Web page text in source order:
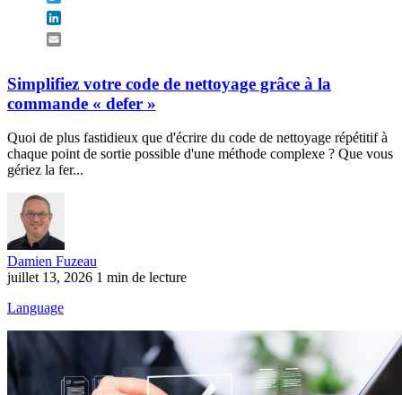
Simplifiez votre code de nettoyage grâce à la
commande « defer »
Quoi de plus fastidieux que d'écrire du code de nettoyage répétitif à
chaque point de sortie possible d'une méthode complexe ? Que vous
gériez la fer...
Damien Fuzeau
juillet 13, 2026 1 min de lecture
Language